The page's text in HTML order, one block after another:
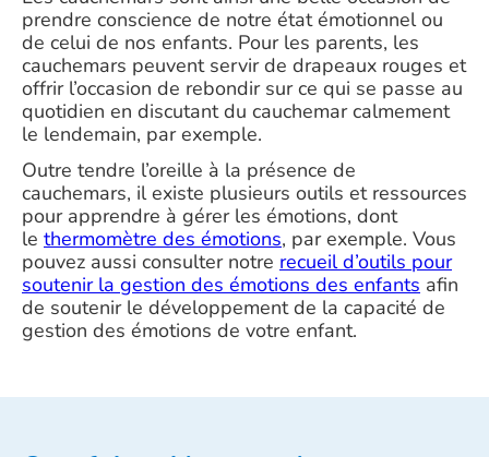
prendre conscience de notre état émotionnel ou
de celui de nos enfants. Pour les parents, les
cauchemars peuvent servir de drapeaux rouges et
offrir l’occasion de rebondir sur ce qui se passe au
quotidien en discutant du cauchemar calmement
le lendemain, par exemple.
Outre tendre l’oreille à la présence de
cauchemars, il existe plusieurs outils et ressources
pour apprendre à gérer les émotions, dont
le thermomètre des émotions, par exemple. Vous
pouvez aussi consulter notre recueil d’outils pour
soutenir la gestion des émotions des enfants afin
de soutenir le développement de la capacité de
gestion des émotions de votre enfant.